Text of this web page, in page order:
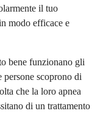
il tuo
modo efficace e
bene funzionano gli
scoprono di
che la loro apnea
di un trattamento